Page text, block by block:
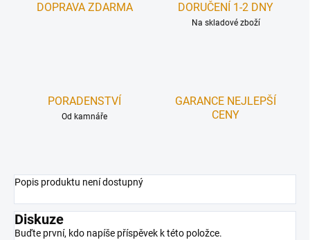
DOPRAVA ZDARMA DORUČENÍ 1-2 DNY
Na skladové zboží
PORADENSTVÍ
Od kamnáře
GARANCE NEJLEPŠÍ
CENY
Popis produktu není dostupný
Diskuze
Buďte první, kdo napíše příspěvek k této položce.